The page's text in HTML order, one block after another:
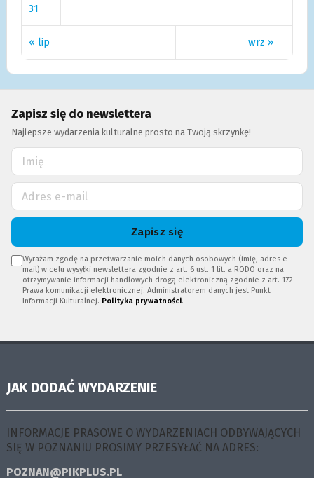
« lip wrz »
31
Zapisz się do newslettera
Najlepsze wydarzenia kulturalne prosto na Twoją skrzynkę!
Zapisz się
Wyrażam zgodę na przetwarzanie moich danych osobowych (imię, adres e-
mail) w celu wysyłki newslettera zgodnie z art. 6 ust. 1 lit. a RODO oraz na
otrzymywanie informacji handlowych drogą elektroniczną zgodnie z art. 172
Prawa komunikacji elektronicznej. Administratorem danych jest Punkt
Informacji Kulturalnej. Polityka prywatności.
JAK DODAĆ WYDARZENIE
INFORMACJE PRASOWE O WYDARZENIACH ODBYWAJĄCYCH
SIĘ W POZNANIU PROSIMY PRZESYŁAĆ NA ADRES:
POZNAN@PIKPLUS.PL